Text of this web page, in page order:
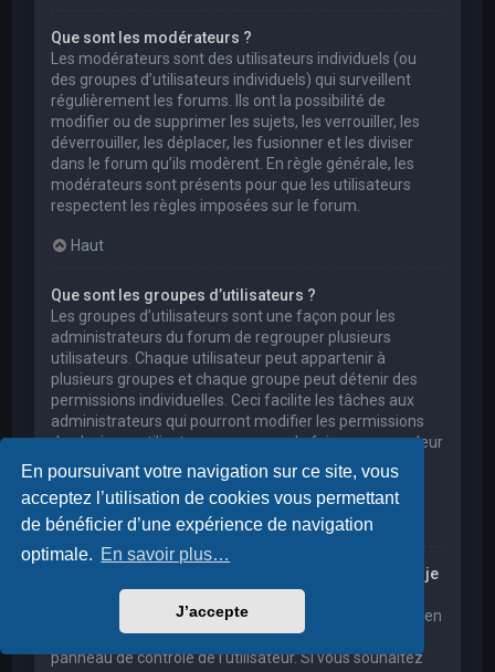
En poursuivant votre navigation sur ce site, vous
acceptez l’utilisation de cookies vous permettant
de bénéficier d’une expérience de navigation
optimale. En savoir plus…
J’accepte
Que sont les modérateurs ?
Les modérateurs sont des utilisateurs individuels (ou
des groupes d’utilisateurs individuels) qui surveillent
régulièrement les forums. Ils ont la possibilité de
modifier ou de supprimer les sujets, les verrouiller, les
déverrouiller, les déplacer, les fusionner et les diviser
dans le forum qu’ils modèrent. En règle générale, les
modérateurs sont présents pour que les utilisateurs
respectent les règles imposées sur le forum.
Haut
Que sont les groupes d’utilisateurs ?
Les groupes d’utilisateurs sont une façon pour les
administrateurs du forum de regrouper plusieurs
utilisateurs. Chaque utilisateur peut appartenir à
plusieurs groupes et chaque groupe peut détenir des
permissions individuelles. Ceci facilite les tâches aux
administrateurs qui pourront modifier les permissions
de plusieurs utilisateurs en une seule fois, ou encore leur
accorder des pouvoirs de modération, ou bien leur
donner accès à un forum privé.
Haut
Où sont les groupes d’utilisateurs et comment puis-je
en rejoindre un ?
Vous pouvez consulter tous les groupes d’utilisateurs en
cliquant sur le lien « Groupes d’utilisateurs » depuis le
panneau de contrôle de l’utilisateur. Si vous souhaitez